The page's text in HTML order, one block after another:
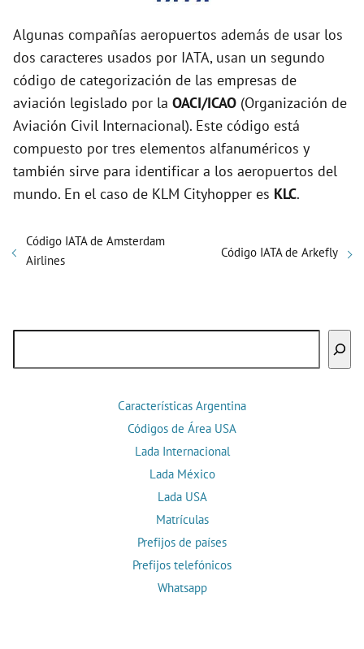
Algunas compañías aeropuertos además de usar los
dos caracteres usados por IATA, usan un segundo
código de categorización de las empresas de
aviación legislado por la OACI/ICAO (Organización de
Aviación Civil Internacional). Este código está
compuesto por tres elementos alfanuméricos y
también sirve para identificar a los aeropuertos del
mundo. En el caso de KLM Cityhopper es KLC.
Código IATA de Amsterdam
Airlines
Código IATA de Arkefly
Características Argentina
Códigos de Área USA
Lada Internacional
Lada México
Lada USA
Matrículas
Prefijos de países
Prefijos telefónicos
Whatsapp